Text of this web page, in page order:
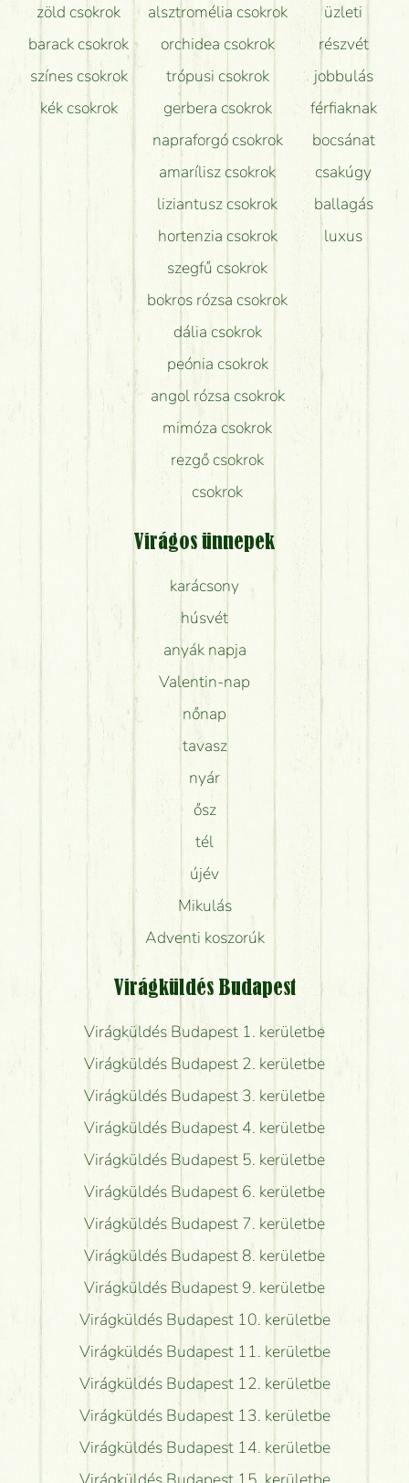
zöld csokrok
barack csokrok
színes csokrok
kék csokrok
alsztromélia csokrok
orchidea csokrok
trópusi csokrok
gerbera csokrok
napraforgó csokrok
amarílisz csokrok
liziantusz csokrok
hortenzia csokrok
szegfű csokrok
bokros rózsa csokrok
dália csokrok
peónia csokrok
angol rózsa csokrok
mimóza csokrok
rezgő csokrok
csokrok
üzleti
részvét
jobbulás
férfiaknak
bocsánat
csakúgy
ballagás
luxus
Virágos ünnepek
karácsony
húsvét
anyák napja
Valentin-nap
nőnap
tavasz
nyár
ősz
tél
újév
Mikulás
Adventi koszorúk
Virágküldés Budapest
Virágküldés Budapest 1. kerületbe
Virágküldés Budapest 2. kerületbe
Virágküldés Budapest 3. kerületbe
Virágküldés Budapest 4. kerületbe
Virágküldés Budapest 5. kerületbe
Virágküldés Budapest 6. kerületbe
Virágküldés Budapest 7. kerületbe
Virágküldés Budapest 8. kerületbe
Virágküldés Budapest 9. kerületbe
Virágküldés Budapest 10. kerületbe
Virágküldés Budapest 11. kerületbe
Virágküldés Budapest 12. kerületbe
Virágküldés Budapest 13. kerületbe
Virágküldés Budapest 14. kerületbe